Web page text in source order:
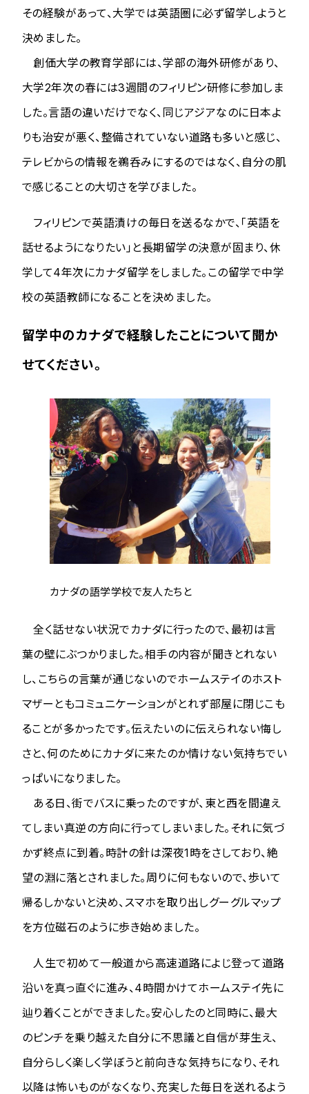
その経験があって、大学では英語圏に必ず留学しようと
決めました。
創価大学の教育学部には、学部の海外研修があり、
大学2年次の春には3週間のフィリピン研修に参加しま
した。言語の違いだけでなく、同じアジアなのに日本よ
りも治安が悪く、整備されていない道路も多いと感じ、
テレビからの情報を鵜呑みにするのではなく、自分の肌
で感じることの大切さを学びました。
フィリピンで英語漬けの毎日を送るなかで、「英語を
話せるようになりたい」と長期留学の決意が固まり、休
学して4年次にカナダ留学をしました。この留学で中学
校の英語教師になることを決めました。
留学中のカナダで経験したことについて聞か
せてください。
カナダの語学学校で友人たちと
全く話せない状況でカナダに行ったので、最初は言
葉の壁にぶつかりました。相手の内容が聞きとれない
し、こちらの言葉が通じないのでホームステイのホスト
マザーともコミュニケーションがとれず部屋に閉じこも
ることが多かったです。伝えたいのに伝えられない悔し
さと、何のためにカナダに来たのか情けない気持ちでい
っぱいになりました。
ある日、街でバスに乗ったのですが、東と西を間違え
てしまい真逆の方向に行ってしまいました。それに気づ
かず終点に到着。時計の針は深夜1時をさしており、絶
望の淵に落とされました。周りに何もないので、歩いて
帰るしかないと決め、スマホを取り出しグーグルマップ
を方位磁石のように歩き始めました。
人生で初めて一般道から高速道路によじ登って道路
沿いを真っ直ぐに進み、4時間かけてホームステイ先に
辿り着くことができました。安心したのと同時に、最大
のピンチを乗り越えた自分に不思議と自信が芽生え、
自分らしく楽しく学ぼうと前向きな気持ちになり、それ
以降は怖いものがなくなり、充実した毎日を送れるよう